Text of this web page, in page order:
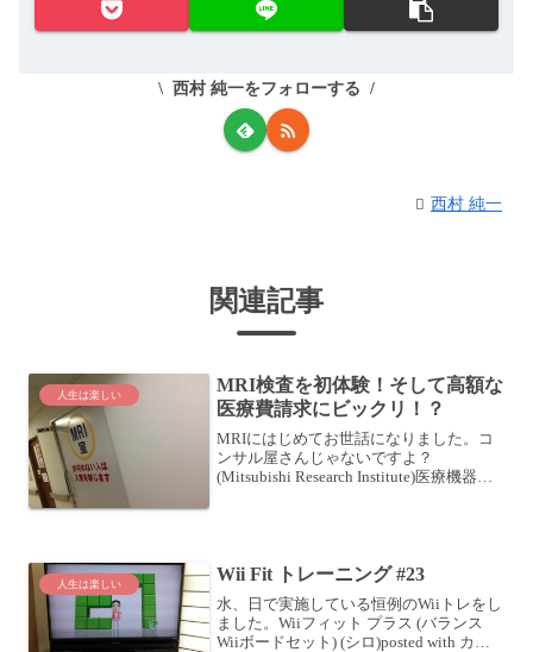
西村 純一をフォローする
西村 純一
関連記事
人生は楽しい
MRI検査を初体験！そして高額な
医療費請求にビックリ！？
MRIにはじめてお世話になりました。コ
ンサル屋さんじゃないですよ？
(Mitsubishi Research Institute)医療機器の
人生は楽しい Wii Fit トレーニング #23
水、日で実施している恒例のWiiトレをし
ました。Wiiフィット プラス (バランス
Wiiボードセット) (シロ)posted with カエ